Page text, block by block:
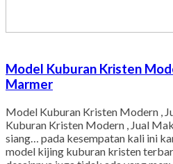
Model Kuburan Kristen
Marmer
Model Kuburan Kristen Modern ,
Kuburan Kristen Modern , Jual
siang… pada kesempatan kali ini
model kijing kuburan kristen